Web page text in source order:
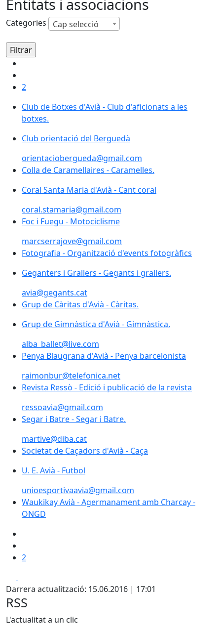
Entitats i associacions
Categories Cap selecció
2
Club de Botxes d'Avià - Club d'aficionats a les
botxes.
Club orientació del Berguedà
orientaciobergueda@gmail.com
Colla de Caramellaires - Caramelles.
Coral Santa Maria d'Avià - Cant coral
coral.stamaria@gmail.com
Foc i Fuegu - Motociclisme
marcserrajove@gmail.com
Fotografia - Organització d'events fotogràfics
Geganters i Grallers - Gegants i grallers.
avia@gegants.cat
Grup de Càritas d'Avià - Càritas.
Grup de Gimnàstica d'Avià - Gimnàstica.
alba_ballet@live.com
Penya Blaugrana d'Avià - Penya barcelonista
raimonbur@telefonica.net
Revista Ressò - Edició i publicació de la revista
ressoavia@gmail.com
Segar i Batre - Segar i Batre.
martive@diba.cat
Societat de Caçadors d'Avià - Caça
U. E. Avià - Futbol
unioesportivaavia@gmail.com
Waukikay Avià - Agermanament amb Charcay -
ONGD
2
Darrera actualització: 15.06.2016 | 17:01
RSS
L'actualitat a un clic